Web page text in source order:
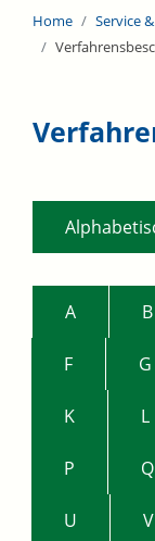
Home Service
A B
F G
K L
P Q
U V